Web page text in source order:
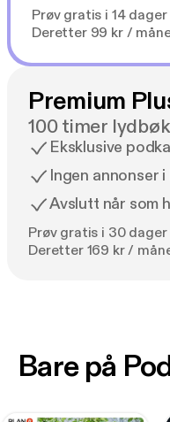
Prøv gratis i 14 dager
Deretter 99 kr /
Premium
100 timer
Eksklusive
Ingen annonser
Avslutt når som
Prøv gratis i 30 dager
Deretter 169 kr /
Bare på